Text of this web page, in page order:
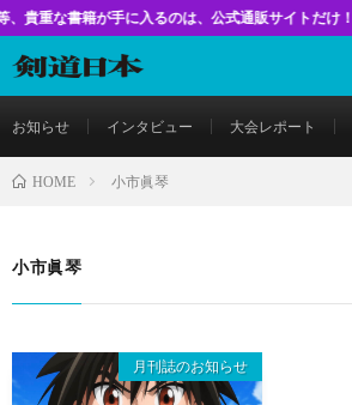
手に入るのは、公式通販サイトだけ！
お知らせ インタビュー 大会レポート
HOME 小市眞琴
小市眞琴
月刊誌のお知らせ